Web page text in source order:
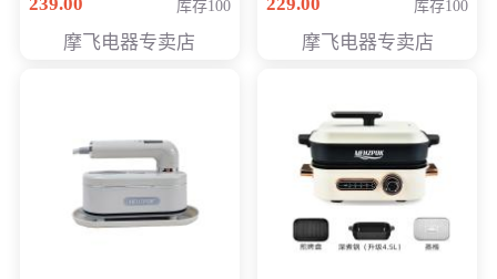
库存100
摩飞电器专卖店
库存100
摩飞电器专卖店